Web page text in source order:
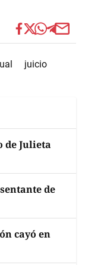
juicio
Julieta
de
cayó en